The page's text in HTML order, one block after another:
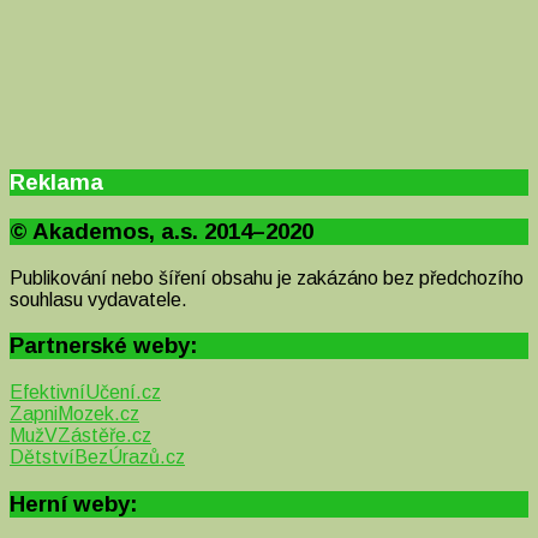
Reklama
© Akademos, a.s. 2014–2020
Publikování nebo šíření obsahu je zakázáno bez předchozího
souhlasu vydavatele.
Partnerské weby:
EfektivníUčení.cz
ZapniMozek.cz
MužVZástěře.cz
DětstvíBezÚrazů.cz
Herní weby: